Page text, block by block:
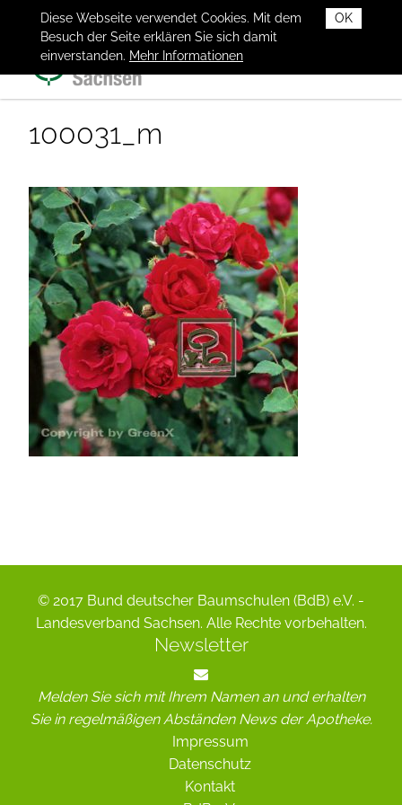
OK
Diese Webseite verwendet Cookies. Mit dem
Besuch der Seite erklären Sie sich damit
einverstanden. Mehr Informationen
100031_m
© 2017 Bund deutscher Baumschulen (BdB) e.V. -
Landesverband Sachsen. Alle Rechte vorbehalten.
Newsletter
Melden Sie sich mit Ihrem Namen an und erhalten
Sie in regelmäßigen Abständen News der Apotheke.
Impressum
Datenschutz
Kontakt